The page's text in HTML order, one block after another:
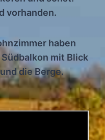
vorhanden.
haben
mit Blick
die Berge.